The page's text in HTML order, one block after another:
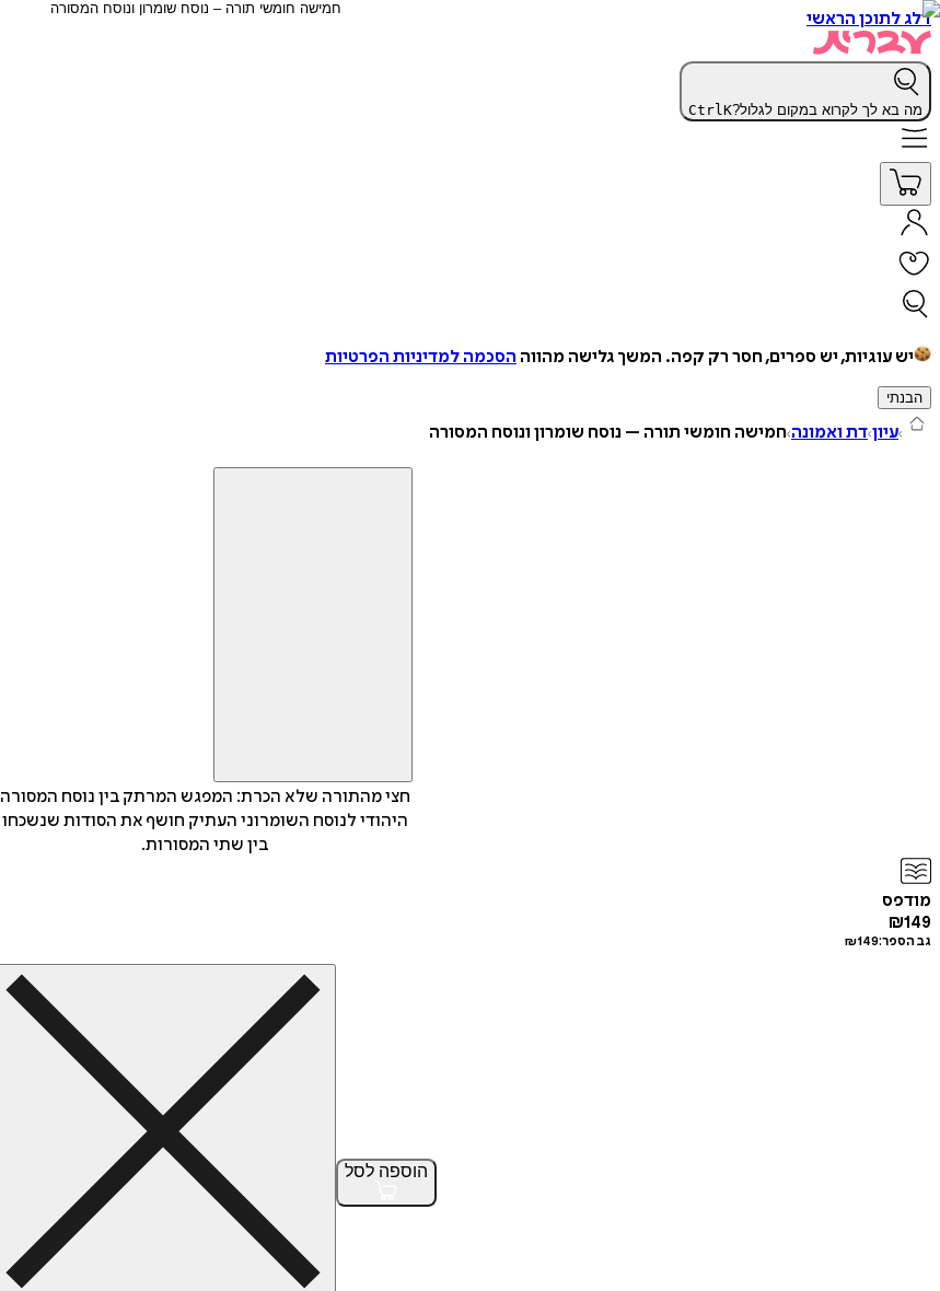
דלג לתוכן הראשי
מה בא לך לקרוא במקום לגלול? CtrlK
יש עוגיות, יש ספרים, חסר רק קפה. המשך גלישה מהווה הסכמה למדיניות הפרטיות
הבנתי
עיון דת ואמונה חמישה חומשי תורה – נוסח שומרון ונוסח המסורה
חצי מהתורה שלא הכרת: המפגש המרתק בין נוסח המסורה
היהודי לנוסח השומרוני העתיק חושף את הסודות שנשכחו
בין שתי המסורות.
מודפס
₪149
גב הספר: ₪149
הוספה לסל